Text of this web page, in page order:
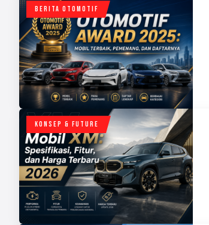
BERITA OTOMOTIF
KONSEP & FUTURE